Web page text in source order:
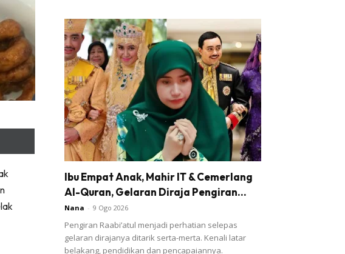
Ibu Empat Anak, Mahir IT & Cemerlang
Al-Quran, Gelaran Diraja Pengiran...
Nana - 9 Ogo 2026
Pengiran Raabi’atul menjadi perhatian selepas
gelaran dirajanya ditarik serta-merta. Kenali latar
belakang, pendidikan dan pencapaiannya.